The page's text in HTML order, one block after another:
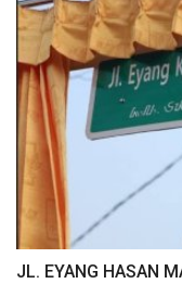
JL. EYANG HASAN